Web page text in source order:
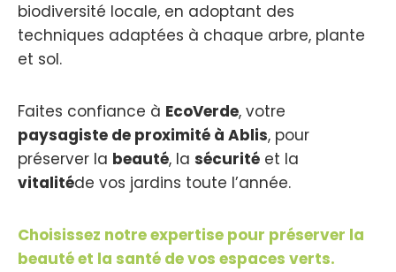
biodiversité locale, en adoptant des
techniques adaptées à chaque arbre, plante
et sol.
Faites confiance à EcoVerde, votre
paysagiste de proximité à Ablis, pour
préserver la beauté, la sécurité et la
vitalitéde vos jardins toute l’année.
Choisissez notre expertise pour préserver la
beauté et la santé de vos espaces verts.